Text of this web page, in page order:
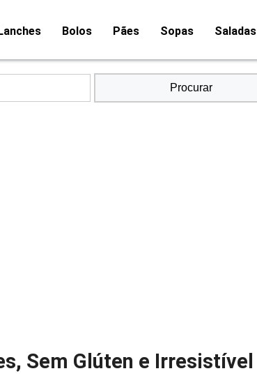
Bolos Pães Sopas Saladas
Procurar
Sem Glúten e Irresistível